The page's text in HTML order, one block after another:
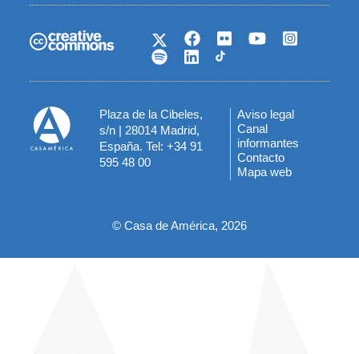
Plaza de la Cibeles,
s/n | 28014 Madrid,
España. Tel: +34 91
595 48 00
Menú
del
pie
Aviso legal
Canal
informantes
Contacto
Mapa web
© Casa de América, 2026